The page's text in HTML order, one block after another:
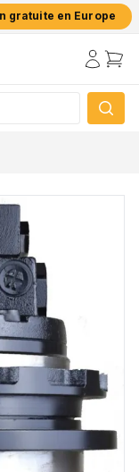
gratuite en Europe